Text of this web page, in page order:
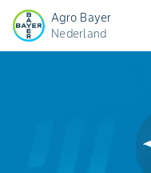
Agro Bayer
Nederland